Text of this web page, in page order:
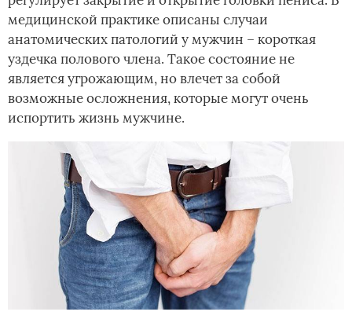
медицинской практике описаны случаи
анатомических патологий у мужчин – короткая
уздечка полового члена. Такое состояние не
является угрожающим, но влечет за собой
возможные осложнения, которые могут очень
испортить жизнь мужчине.